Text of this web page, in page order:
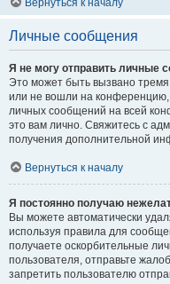
Вернуться к началу
Личные сообщения
Я не могу отправить личные
Это может быть вызвано
или не вошли на конференцию,
личных сообщений на всей
это вам лично. Свяжитесь с
получения дополнительной
Вернуться к началу
Я постоянно получаю
Вы можете автоматически
используя правила для
получаете оскорбительные
пользователя, отправьте
запретить пользователю